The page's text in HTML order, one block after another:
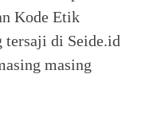
Kode Etik
di Seide.id
masing